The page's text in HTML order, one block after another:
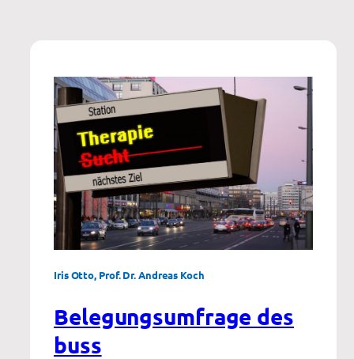
Iris Otto, Prof. Dr. Andreas Koch
Belegungsumfrage des
buss